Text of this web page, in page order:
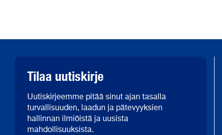
Tilaa uutiskirje
Uutiskirjeemme pitää sinut ajan tasalla
turvallisuuden, laadun ja pätevyyksien
hallinnan ilmiöistä ja uusista
mahdollisuuksista.